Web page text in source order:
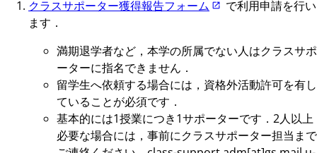
クラスサポーター獲得報告フォーム
で利用申請を行い
ます．
満期退学者など，本学の所属でない人はクラスサポ
ーターに指名できません．
留学生へ依頼する場合には，資格外活動許可を有し
ていることが必須です．
基本的には1授業につき1サポーターです．2人以上
必要な場合には，事前にクラスサポーター担当まで